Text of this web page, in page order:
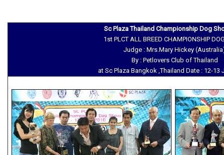
Sc Plaza Thailand Championship Dog
1st PLCT ALL BREED CHAMPIONSHIP
Judge : Mrs.Mary Hickey
By : Petlovers Club of Thailand
at Sc Plaza Bangkok ,Thailand Date : 12-13